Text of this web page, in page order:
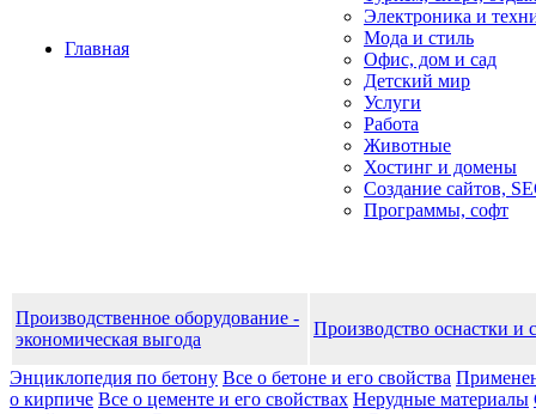
Главная
Электроника и
Мода и стиль
Офис, дом и cад
Детский мир
Услуги
Работа
Животные
Хостинг и домены
Создание сайтов,
Программы, софт
Производственное оборудование -
экономическая выгода
Производство оснастки и
Энциклопедия по бетону Все о бетоне и его свойства
о кирпиче Все о цементе и его свойствах Нерудные материалы